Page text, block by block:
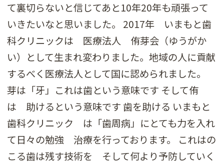
て裏切らないと信じてあと10年20年も頑張って
いきたいなと思いました。 2017年 いまもと歯
科クリニックは 医療法人 侑芽会（ゆうがか
い）として生まれ変わりました。地域の人に貢献
するべく医療法人として国に認められました。
芽は「牙」これは歯という意味です そして侑
は 助けるという意味です 歯を助ける いまもと
歯科クリニック は「歯周病」にとても力を入れ
て日々の勉強 治療を行っております。 これはの
こる歯は残す技術を そして何より予防していく